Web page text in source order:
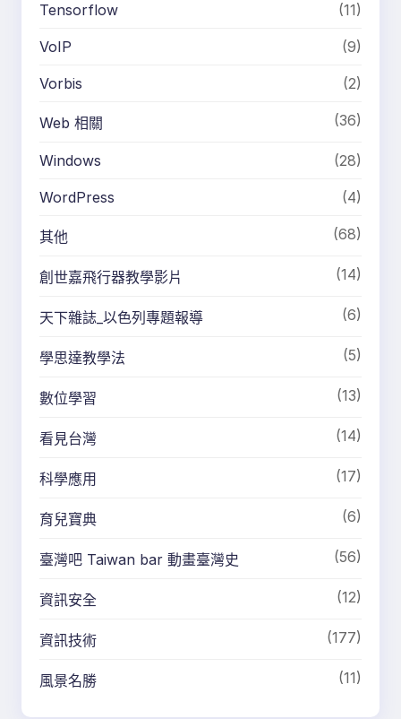
Tensorflow (11)
VoIP (9)
Vorbis (2)
Web 相關 (36)
Windows (28)
WordPress (4)
其他 (68)
創世嘉飛行器教學影片 (14)
天下雜誌_以色列專題報導 (6)
學思達教學法 (5)
數位學習 (13)
看見台灣 (14)
科學應用 (17)
育兒寶典 (6)
臺灣吧 Taiwan bar 動畫臺灣史 (56)
資訊安全 (12)
資訊技術 (177)
風景名勝 (11)